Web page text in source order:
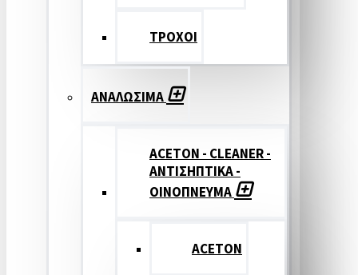
ΤΡΟΧΟΙ
ΑΝΑΛΩΣΙΜΑ
ACETON - CLEANER -
ΑΝΤΙΣΗΠΤΙΚΑ -
ΟΙΝΟΠΝΕΥΜΑ
ACETON